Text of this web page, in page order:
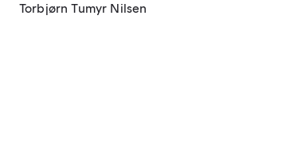
Torbjørn Tumyr Nilsen